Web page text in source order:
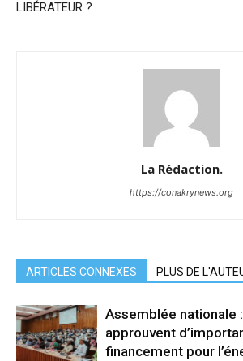
LIBÉRATEUR ?
La Rédaction.
https://conakrynews.org
ARTICLES CONNEXES PLUS DE
Assemblée nationale
approuvent
financement pour